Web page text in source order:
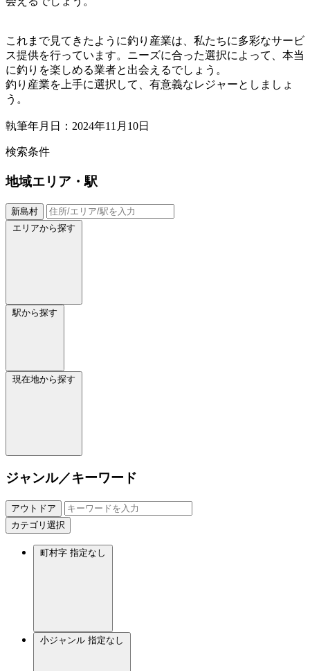
これまで見てきたように釣り産業は、私たちに多彩なサービ
ス提供を行っています。ニーズに合った選択によって、本当
に釣りを楽しめる業者と出会えるでしょう。
釣り産業を上手に選択して、有意義なレジャーとしましょ
う。
執筆年月日：2024年11月10日
検索条件
地域エリア・駅
新島村
エリアから探す
駅から探す
現在地から探す
ジャンル／キーワード
アウトドア
カテゴリ選択
町村字 指定なし
小ジャンル 指定なし